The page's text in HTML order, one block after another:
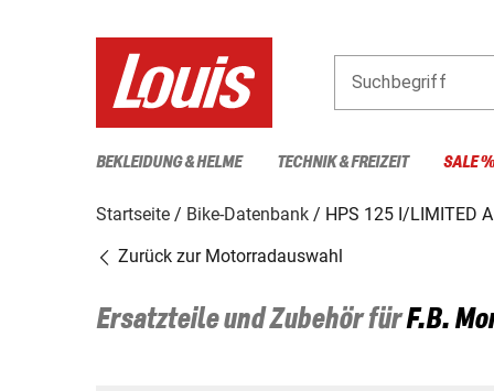
Suchbegriff
BEKLEIDUNG & HELME TECHNIK & FREIZEIT SALE %
Startseite Bike-Datenbank
HPS 125 I/LIMITED
Zurück zur Motorradauswahl
Ersatzteile und Zubehör fürF.B.